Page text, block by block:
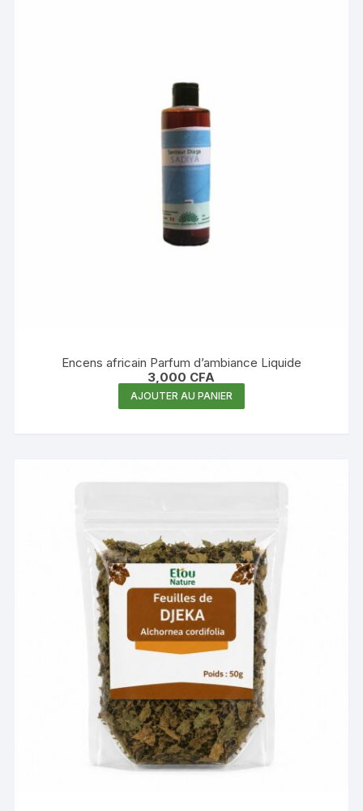
Encens africain Parfum d’ambiance Liquide
3,000 CFA
AJOUTER AU PANIER